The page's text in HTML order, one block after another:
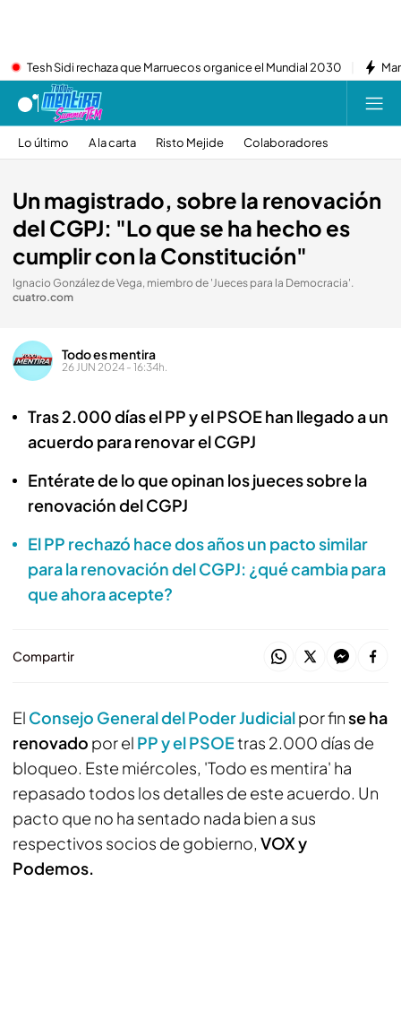
Tesh Sidi rechaza que Marruecos organice el Mundial 2030
Lo último A la carta Risto Mejide Colaboradores
Un magistrado, sobre la renovación
del CGPJ: "Lo que se ha hecho es
cumplir con la Constitución"
Ignacio González de Vega, miembro de 'Jueces para la Democracia'.
cuatro.com
Todo es mentira
26 JUN 2024 - 16:34h.
Tras 2.000 días el PP y el PSOE han llegado a un
acuerdo para renovar el CGPJ
Entérate de lo que opinan los jueces sobre la
renovación del CGPJ
El PP rechazó hace dos años un pacto similar
para la renovación del CGPJ: ¿qué cambia para
que ahora acepte?
Compartir
El Consejo General del Poder Judicialpor finse ha
renovado por el PP y el PSOEtras 2.000 días de
bloqueo. Este miércoles, 'Todo es mentira' ha
repasado todos los detalles de este acuerdo. Un
pacto que no ha sentado nada bien a sus
respectivos socios de gobierno, VOX y
Podemos.